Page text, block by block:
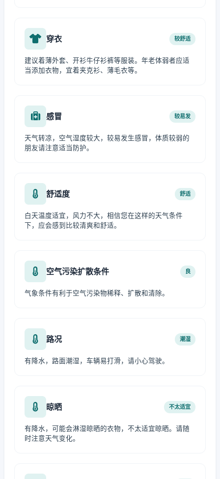
穿衣 较舒适
建议着薄外套、开衫牛仔衫裤等服装。年老体弱者应适
当添加衣物，宜着夹克衫、薄毛衣等。
感冒 较易发
天气转凉，空气湿度较大，较易发生感冒，体质较弱的
朋友请注意适当防护。
舒适度 舒适
白天温度适宜，风力不大，相信您在这样的天气条件
下，应会感到比较清爽和舒适。
空气污染扩散条件 良
气象条件有利于空气污染物稀释、扩散和清除。
路况 潮湿
有降水，路面潮湿，车辆易打滑，请小心驾驶。
晾晒 不太适宜
有降水，可能会淋湿晾晒的衣物，不太适宜晾晒。请随
时注意天气变化。